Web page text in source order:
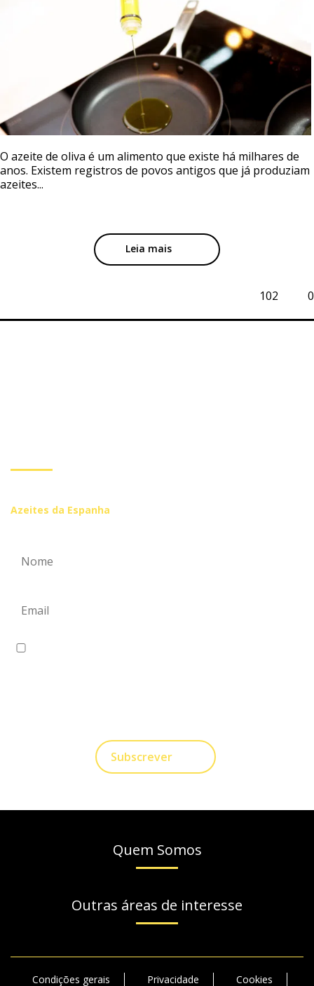
O azeite de oliva é um alimento que existe há milhares de
anos. Existem registros de povos antigos que já produziam
azeites...
Leia mais
0
102
Subscrever
Azeites da Espanha
Quem Somos
Outras áreas de interesse
Condições gerais Privacidade Cookies